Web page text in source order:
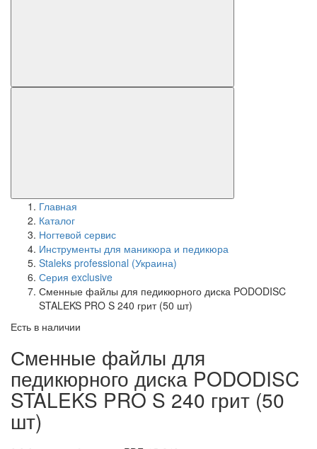
Главная
Каталог
Ногтевой сервис
Инструменты для маникюра и педикюра
Staleks professional (Украина)
Серия exclusive
Сменные файлы для педикюрного диска PODODISC
STALEKS PRO S 240 грит (50 шт)
Есть в наличии
Сменные файлы для
педикюрного диска PODODISC
STALEKS PRO S 240 грит (50
шт)